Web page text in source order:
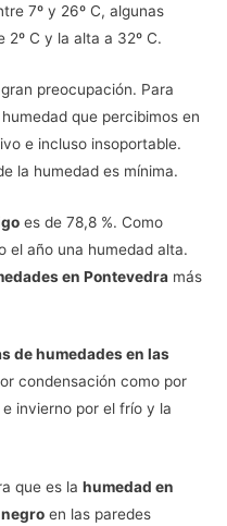
7º y 26º C, algunas
2º C y la alta a 32º C.
preocupación. Para
que percibimos en
e incluso insoportable.
la humedad es mínima.
es de 78,8 %. Como
el año una humedad alta.
en Pontevedra más
de humedades en las
condensación como por
invierno por el frío y la
que es lahumedad en
en las paredes